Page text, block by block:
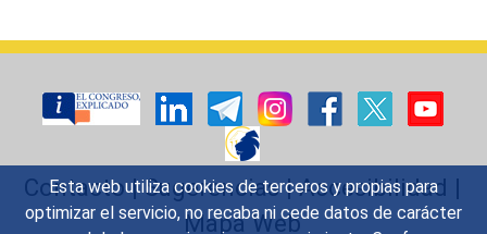
Esta web utiliza cookies de terceros y propias para
optimizar el servicio, no recaba ni cede datos de carácter
Contacto|Sugerencias|Accesibilidad |
Mapa Web